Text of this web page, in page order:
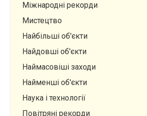
Міжнародні рекорди
Мистецтво
Найбільші об'єкти
Найдовші об'єкти
Наймасовіші заходи
Найменші об'єкти
Наука і технології
Повітряні рекорди